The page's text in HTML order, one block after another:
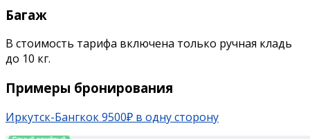
Багаж
В стоимость тарифа включена только ручная кладь
до 10 кг.
Примеры бронирования
Иркутск-Бангкок 9500₽ в одну сторону